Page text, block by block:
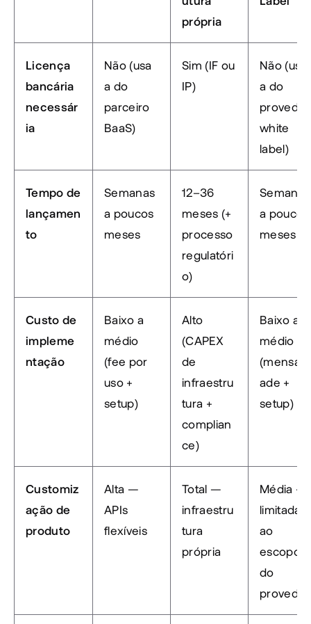
própria
Licença
bancária
necessár
ia
Não (usa
a do
parceiro
BaaS)
Sim (IF ou
IP)
Não (usa
a do
provedor
white
label)
Tempo de
lançamen
to
Semanas
a poucos
meses
12–36
meses (+
processo
regulatóri
o)
Semanas
a poucos
meses
Custo de
impleme
ntação
Baixo a
médio
(fee por
uso +
setup)
Alto
(CAPEX
de
infraestru
tura +
complian
ce)
Baixo a
médio
ade +
setup)
Customiz
ação de
produto
Alta —
APIs
flexíveis
Total —
infraestru
tura
própria
Média —
limitada
ao
escopo
do
provedor